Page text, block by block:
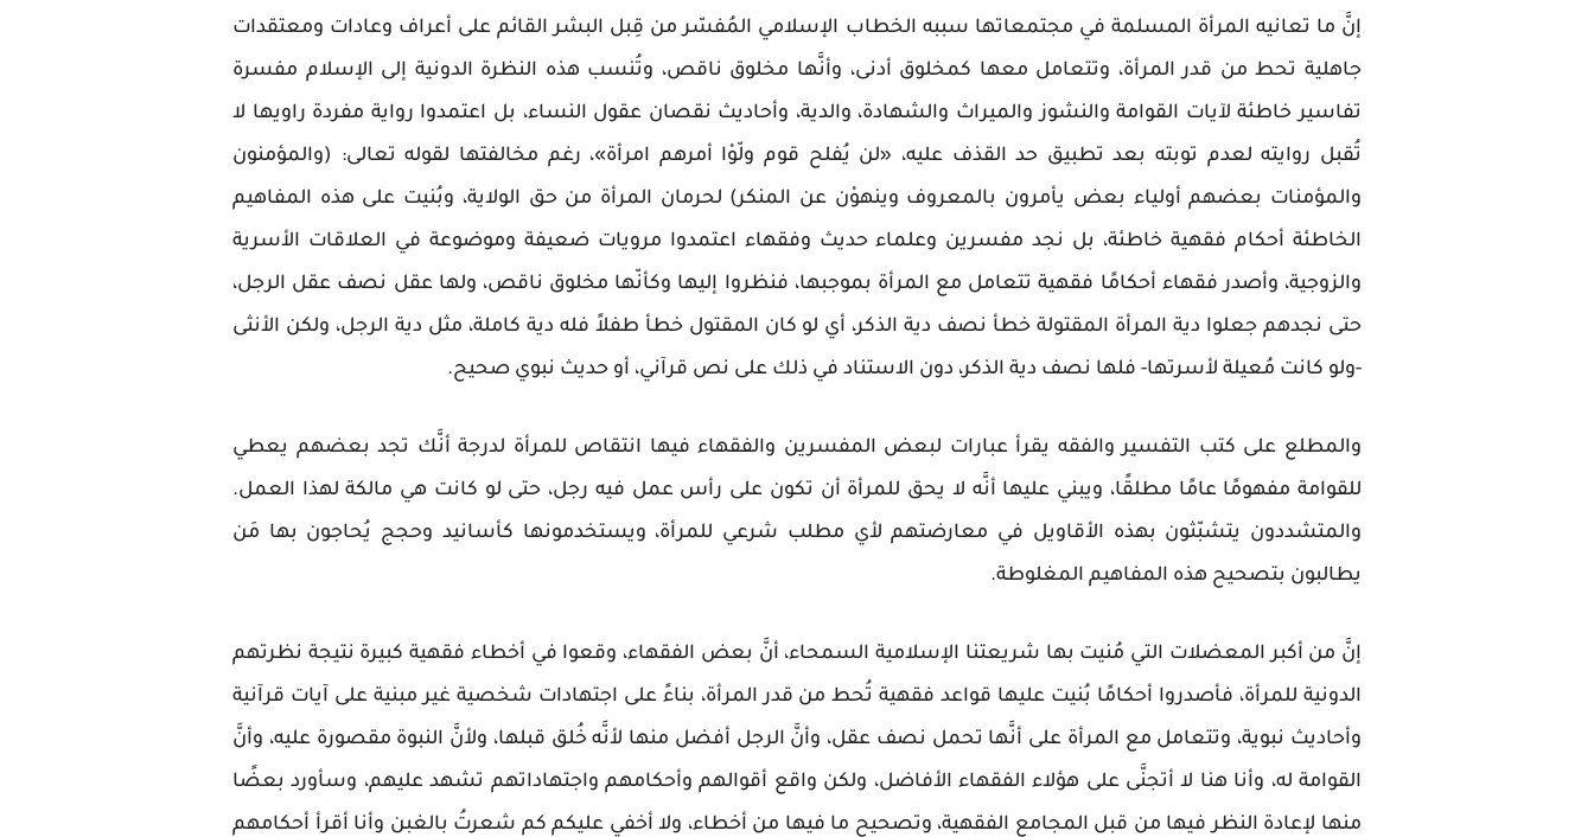
إنَّ ما تعانيه المرأة المسلمة في مجتمعاتها سببه الخطاب الإسلامي المُفسّر من قِبل البشر القائم على أعراف وعادات ومعتقدات
جاهلية تحط من قدر المرأة، وتتعامل معها كمخلوق أدنى، وأنَّها مخلوق ناقص، وتُنسب هذه النظرة الدونية إلى الإسلام مفسرة
تفاسير خاطئة لآيات القوامة والنشوز والميراث والشهادة، والدية، وأحاديث نقصان عقول النساء، بل اعتمدوا رواية مفردة راويها لا
تُقبل روايته لعدم توبته بعد تطبيق حد القذف عليه، «لن يُفلح قوم ولّوْا أمرهم امرأة»، رغم مخالفتها لقوله تعالى: (والمؤمنون
والمؤمنات بعضهم أولياء بعض يأمرون بالمعروف وينهوْن عن المنكر) لحرمان المرأة من حق الولاية، وبُنيت على هذه المفاهيم
الخاطئة أحكام فقهية خاطئة، بل نجد مفسرين وعلماء حديث وفقهاء اعتمدوا مرويات ضعيفة وموضوعة في العلاقات الأسرية
والزوجية، وأصدر فقهاء أحكامًا فقهية تتعامل مع المرأة بموجبها، فنظروا إليها وكأنّها مخلوق ناقص، ولها عقل نصف عقل الرجل،
حتى نجدهم جعلوا دية المرأة المقتولة خطأ نصف دية الذكر، أي لو كان المقتول خطأ طفلاً فله دية كاملة، مثل دية الرجل، ولكن الأنثى
-ولو كانت مُعيلة لأسرتها- فلها نصف دية الذكر، دون الاستناد في ذلك على نص قرآني، أو حديث نبوي صحيح.
والمطلع على كتب التفسير والفقه يقرأ عبارات لبعض المفسرين والفقهاء فيها انتقاص للمرأة لدرجة أنَّك تجد بعضهم يعطي
للقوامة مفهومًا عامًا مطلقًا، ويبني عليها أنَّه لا يحق للمرأة أن تكون على رأس عمل فيه رجل، حتى لو كانت هي مالكة لهذا العمل.
والمتشددون يتشبّثون بهذه الأقاويل في معارضتهم لأي مطلب شرعي للمرأة، ويستخدمونها كأسانيد وحجج يُحاجون بها مَن
يطالبون بتصحيح هذه المفاهيم المغلوطة.
إنَّ من أكبر المعضلات التي مُنيت بها شريعتنا الإسلامية السمحاء، أنَّ بعض الفقهاء، وقعوا في أخطاء فقهية كبيرة نتيجة نظرتهم
الدونية للمرأة، فأصدروا أحكامًا بُنيت عليها قواعد فقهية تُحط من قدر المرأة، بناءً على اجتهادات شخصية غير مبنية على آيات قرآنية
وأحاديث نبوية، وتتعامل مع المرأة على أنَّها تحمل نصف عقل، وأنَّ الرجل أفضل منها لأنَّه خُلق قبلها، ولأنَّ النبوة مقصورة عليه، وأنَّ
القوامة له، وأنا هنا لا أتجنَّى على هؤلاء الفقهاء الأفاضل، ولكن واقع أقوالهم وأحكامهم واجتهاداتهم تشهد عليهم، وسأورد بعضًا
منها لإعادة النظر فيها من قبل المجامع الفقهية، وتصحيح ما فيها من أخطاء، ولا أخفي عليكم كم شعرتُ بالغبن وأنا أقرأ أحكامهم